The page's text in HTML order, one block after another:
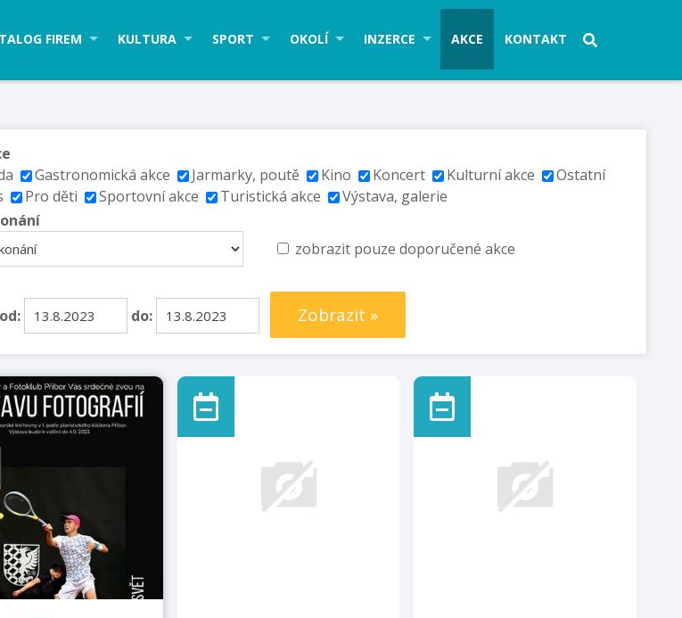
FIREM KULTURA SPORT OKOLÍ INZERCE AKCE KONTAKT
Gastronomická akce Jarmarky, poutě Kino Koncert Kulturní akce
Ostatní
Pro děti Sportovní akce Turistická akce
Výstava, galerie
zobrazit pouze doporučené akce
do: Zobrazit »